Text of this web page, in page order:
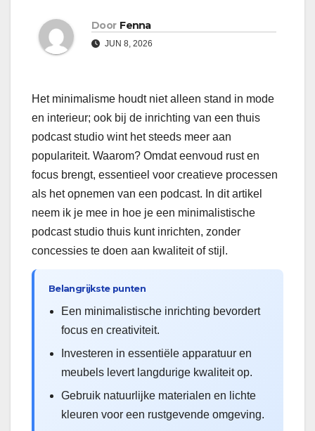
Door Fenna
JUN 8, 2026
Het minimalisme houdt niet alleen stand in mode
en interieur; ook bij de inrichting van een thuis
podcast studio wint het steeds meer aan
populariteit. Waarom? Omdat eenvoud rust en
focus brengt, essentieel voor creatieve processen
als het opnemen van een podcast. In dit artikel
neem ik je mee in hoe je een minimalistische
podcast studio thuis kunt inrichten, zonder
concessies te doen aan kwaliteit of stijl.
Belangrijkste punten
Een minimalistische inrichting bevordert
focus en creativiteit.
Investeren in essentiële apparatuur en
meubels levert langdurige kwaliteit op.
Gebruik natuurlijke materialen en lichte
kleuren voor een rustgevende omgeving.